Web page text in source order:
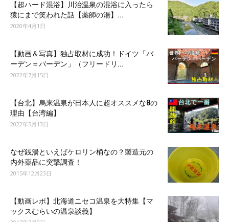
【超ハード混浴】川治温泉の混浴に入ったら
猿にまで笑われた話【薬師の湯】...
2020年4月1日
【動画＆写真】独占取材に成功！ドイツ「バ
ーデン＝バーデン」（フリードリ...
2022年7月15日
【台北】烏来温泉が日本人に超オススメな8の
理由【台湾編】
2022年5月13日
なぜ銭湯といえばケロリン桶なの？製造元の
内外薬品に突撃調査！
2015年12月23日
【動画レポ】北海道ニセコ温泉を大特集【マ
ックスむらいの温泉談義】